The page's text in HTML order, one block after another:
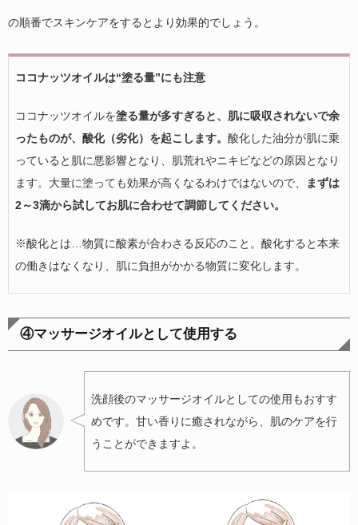
の順番でスキンケアをするとより効果的でしょう。
ココナッツオイルは“塗る量”にも注意
ココナッツオイルを塗る量が多すぎると、肌に吸収されないで余
ったものが、酸化（劣化）を起こします。 酸化した油分が肌に乗
っていると肌に悪影響となり、肌荒れやニキビなどの原因となり
ます。大量に塗っても効果が高くなるわけではないので、
まずは
2～3滴から試してお肌に合わせて調節してください。
※酸化とは…物質に酸素が合わさる反応のこと。酸化すると本来
の働きはなくなり、肌に負担がかかる物質に変化します。
④マッサージオイルとして使用する
洗顔後のマッサージオイルとしての使用もおすす
めです。甘い香りに癒されながら、肌のケアを行
うことができますよ。